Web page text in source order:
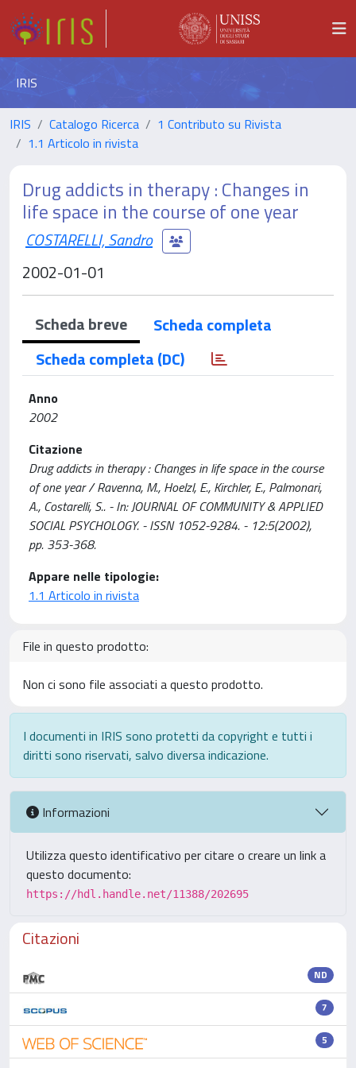
IRIS
IRIS Catalogo Ricerca
1 Contributo su Rivista
1.1 Articolo in rivista
Drug addicts in therapy : Changes in
life space in the course of one year
COSTARELLI, Sandro
2002-01-01
Scheda breve
Scheda completa
Scheda completa (DC)
Anno
2002
Citazione
Drug addicts in therapy : Changes in life space in the course
of one year / Ravenna, M., Hoelzl, E., Kirchler, E., Palmonari,
A., Costarelli, S.. - In: JOURNAL OF COMMUNITY & APPLIED
SOCIAL PSYCHOLOGY. - ISSN 1052-9284. - 12:5(2002),
pp. 353-368.
Appare nelle tipologie:
1.1 Articolo in rivista
File in questo prodotto:
Non ci sono file associati a questo prodotto.
I documenti in IRIS sono protetti da copyright e tutti i
diritti sono riservati, salvo diversa indicazione.
Informazioni
Utilizza questo identificativo per citare o creare un link a
questo documento:
https://hdl.handle.net/11388/202695
Citazioni
ND
7
5